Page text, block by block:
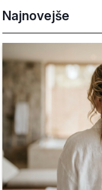
Najnovejše